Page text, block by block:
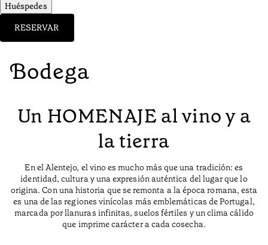
Huéspedes
RESERVAR
Bodega
Un HOMENAJE al vino y a
la tierra
En el Alentejo, el vino es mucho más que una tradición: es
identidad, cultura y una expresión auténtica del lugar que lo
origina. Con una historia que se remonta a la época romana, esta
es una de las regiones vinícolas más emblemáticas de Portugal,
marcada por llanuras infinitas, suelos fértiles y un clima cálido
que imprime carácter a cada cosecha.